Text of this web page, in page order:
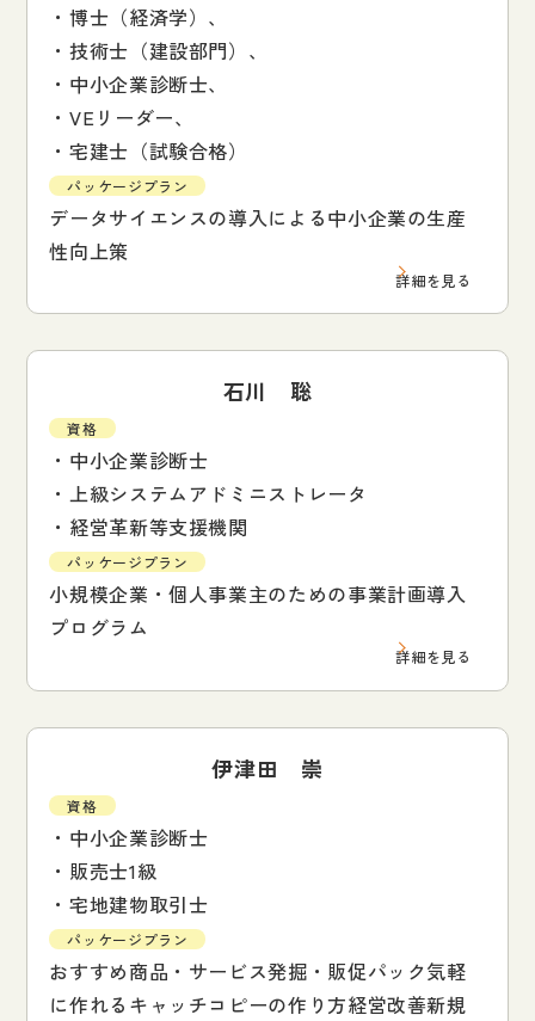
・博士（経済学）、
・技術士（建設部門）、
・中小企業診断士、
・VEリーダー、
・宅建士（試験合格）
パッケージプラン
データサイエンスの導入による中小企業の生産
性向上策
詳細を見る
石川 聡
資格
・中小企業診断士
・上級システムアドミニストレータ
・経営革新等支援機関
パッケージプラン
小規模企業・個人事業主のための事業計画導入
プログラム
詳細を見る
伊津田 崇
資格
・中小企業診断士
・販売士1級
・宅地建物取引士
パッケージプラン
おすすめ商品・サービス発掘・販促パック気軽
に作れるキャッチコピーの作り方経営改善新規